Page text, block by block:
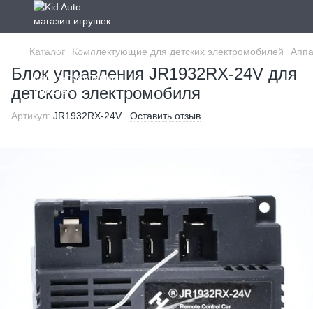
Каталог Комплектующие для детских электромобилей
Блок управления JR1932RX-24V для
детского электромобиля
Артикул: JR1932RX-24V Оставить отзыв